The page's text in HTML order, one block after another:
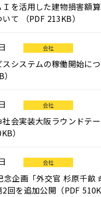
Ｉを活用した建物損害額
て （PDF 213KB）
会社
システムの稼働開始に
会社
会実装大阪ラウンドテ
）
会社
念企画「外交官 杉原千畝
を追加公開（PDF